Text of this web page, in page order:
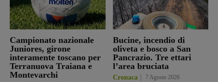
Campionato nazionale
Juniores, girone
interamente toscano per
Terranuova Traiana e
Montevarchi
Bucine, incendio di
oliveta e bosco a San
Pancrazio. Tre ettari
l’area bruciata
Cronaca 7 Agosto 2026